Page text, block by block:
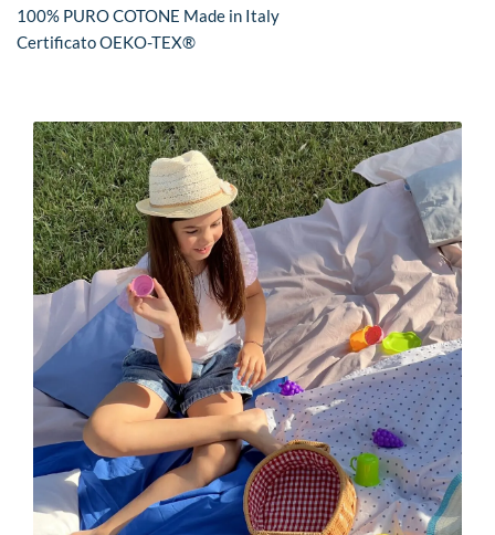
100% PURO COTONE Made in Italy
Certificato OEKO-TEX®